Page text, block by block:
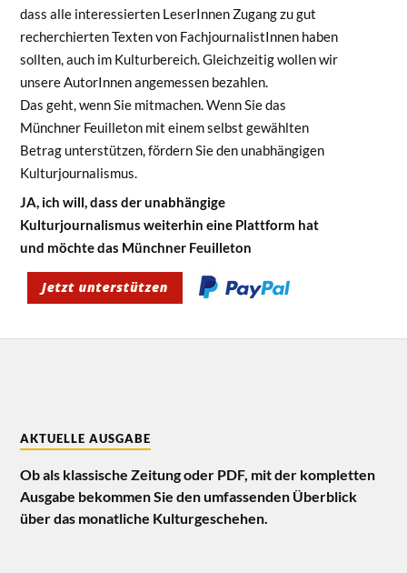
dass alle interessierten LeserInnen Zugang zu gut
recherchierten Texten von FachjournalistInnen haben
sollten, auch im Kulturbereich. Gleichzeitig wollen wir
unsere AutorInnen angemessen bezahlen.
Das geht, wenn Sie mitmachen. Wenn Sie das
Münchner Feuilleton mit einem selbst gewählten
Betrag unterstützen, fördern Sie den unabhängigen
Kulturjournalismus.
JA, ich will, dass der unabhängige
Kulturjournalismus weiterhin eine Plattform hat
und möchte das Münchner Feuilleton
AKTUELLE AUSGABE
Ob als klassische Zeitung oder PDF, mit der kompletten
Ausgabe bekommen Sie den umfassenden Überblick
über das monatliche Kulturgeschehen.